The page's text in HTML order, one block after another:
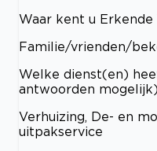
Waar kent u Erkende
Familie/vrienden/
Welke dienst(en)
antwoorden mogelijk)
Verhuizing, De- en
uitpakservice